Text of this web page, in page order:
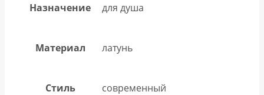
Назначение для душа
Материал латунь
Стиль современный